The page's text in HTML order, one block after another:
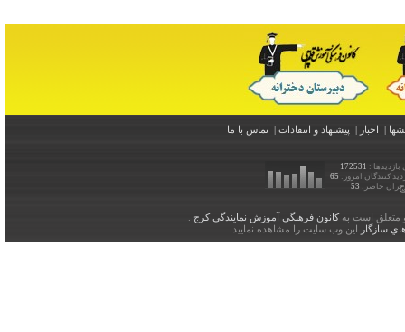
اخبار |پيشنهاد و انتقادات| تماس با ما
است بهکانون فرهنگي آموزش نمايندگي کرج.
اين وب سايت را مشاهده نماييد.
:
172531
امروز: 65
حاضر:53